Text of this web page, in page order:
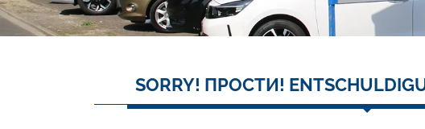
SORRY! ПРОСТИ!